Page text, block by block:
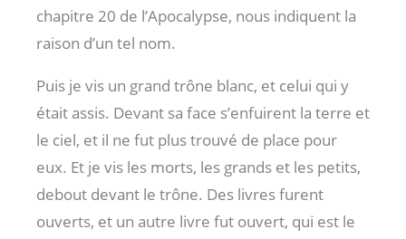
chapitre 20 de l’Apocalypse, nous indiquent la
raison d’un tel nom.
Puis je vis un grand trône blanc, et celui qui y
était assis. Devant sa face s’enfuirent la terre et
le ciel, et il ne fut plus trouvé de place pour
eux. Et je vis les morts, les grands et les petits,
debout devant le trône. Des livres furent
ouverts, et un autre livre fut ouvert, qui est le